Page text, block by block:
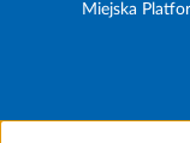
Miejska